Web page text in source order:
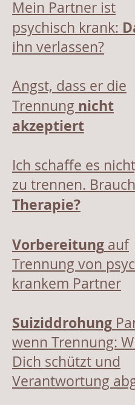
Mein Partner ist
psychisch krank:
ihn verlassen?
Angst, dass er die
Trennung nicht
akzeptiert
Ich schaffe es
zu trennen.
Therapie?
Vorbereitung auf
Trennung von
krankem Partner
Suiziddrohung
wenn Trennung:
Dich schützt und
Verantwortung